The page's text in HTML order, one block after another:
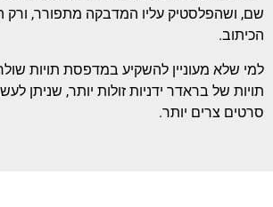
שם, ושהפלסטיק עליו המדבקה מתפורר,
הכיתוב.
למי שלא מעוניין להשקיע במדפסת תויות
תויות של בראדר ידניות זולות יותר, שניתן
סרטים צרים יותר.